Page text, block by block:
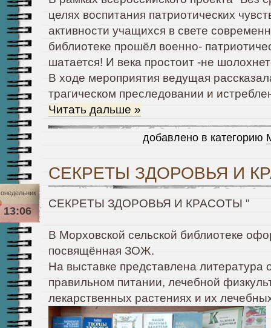
целях воспитания патриотических
активности учащихся в свете
библиотеке прошёл военно-
шатается! И века простоит -не
В ходе мероприятия ведущая
трагическом преследовании и
Читать дальше »
добавлено в категорию
СЕКРЕТЫ ЗДОРОВЬЯ И
13:06
СЕКРЕТЫ ЗДОРОВЬЯ И КРАСОТЫ "
В Морховской сельской библиотеке
посвящённая ЗОЖ.
На выставке представлена литература
правильном питании, лечебной
лекарственных растениях и их